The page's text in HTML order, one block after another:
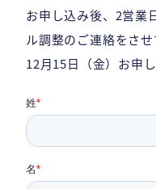
お申し込み後、2営業
ル調整のご連絡をさせ
12月15日（金）お申